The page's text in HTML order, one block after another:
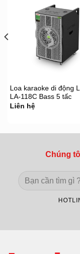
Loa karaoke di động
LA-118C Bass 5 tấc
Liên hệ
Chúng
Search
for: